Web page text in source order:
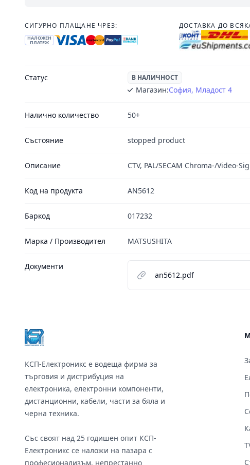
СИГУРНО ПЛАЩАНЕ ЧРЕЗ:
НАЛОЖЕН
ПЛАТЕЖ
ДОСТАВКА ДО
Статус В НАЛИЧНОСТ
Магазин:София, Младост 4
Налично количество 50+
Състояние stopped product
Описание CTV, PAL/SECAM Chroma-/Video-
Код на продукта AN5612
Баркод 017232
Марка / Производител MATSUSHITA
Документи
an5612.pdf
КСП-Електроникс е водеща фирма за
търговия и дистрибуция на
електроника, електронни компоненти,
дистанционни, кабели, части за бяла и
черна техника.
Със своят над 25 годишен опит КСП-
Електроникс се наложи на пазара с
професионализъм, непрестанно